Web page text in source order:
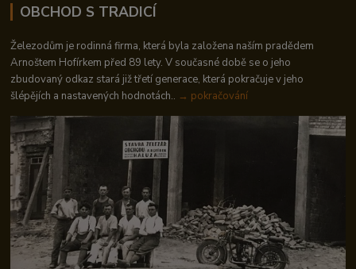
OBCHOD S TRADICÍ
Železodům je rodinná firma, která byla založena naším pradědem
Arnoštem Hofírkem před 89 lety. V současné době se o jeho
zbudovaný odkaz stará již třetí generace, která pokračuje v jeho
šlépějích a nastavených hodnotách.. → pokračování